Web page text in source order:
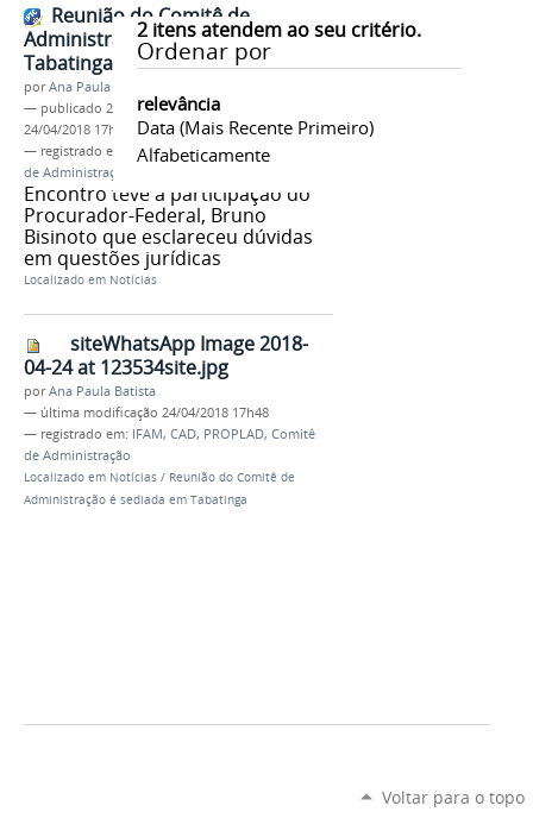
2itens atendem ao seu critério.
Ordenar por
relevância
Data (mais Recente Primeiro)
Alfabeticamente
Reunião do Comitê de
Administração é sediada em
Tabatinga
porAna Paula Batista
— publicado 24/04/2018—última modificação
24/04/2018 17h52
— registrado em:
IFAM,CAD,PROPLAD,
de Administração
Encontro teve a participação do
Procurador-Federal, Bruno
Bisinoto que esclareceu dúvidas
em questões jurídicas
Localizado em Notícias
siteWhatsApp Image 2018-
04-24 at 123534site.jpg
porAna Paula Batista
— última modificação 24/04/2018 17h48
— registrado em: IFAM, CAD, PROPLAD, Comitê
de Administração
Localizado em Notícias / Reunião do Comitê de
Administração é sediada em Tabatinga
Voltar para o topo